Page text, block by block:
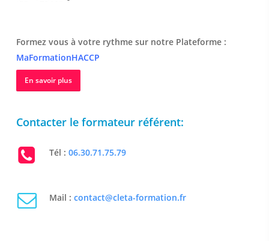
Formez vous à votre rythme sur notre Plateforme :
MaFormationHACCP
En savoir plus
Contacter le formateur référent:
Tél :06.30.71.75.79
Mail :contact@cleta-formation.fr